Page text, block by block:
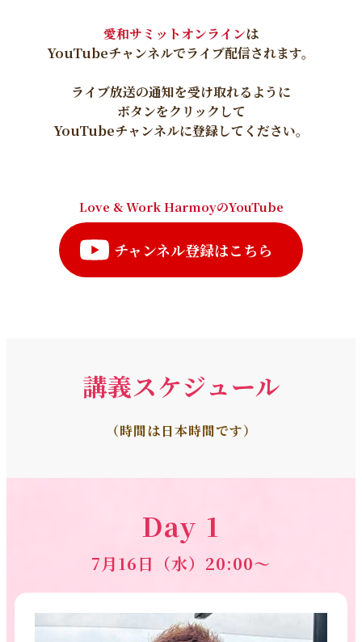
愛和サミットオンラインは
YouTubeチャンネルでライブ配信されます。
ライブ放送の通知を受け取れるように
ボタンをクリックして
YouTubeチャンネルに登録してください。
Love & Work HarmoyのYouTube
チャンネル登録はこちら
講義スケジュール
（時間は日本時間です）
Day 1
7月16日（水）20:00～